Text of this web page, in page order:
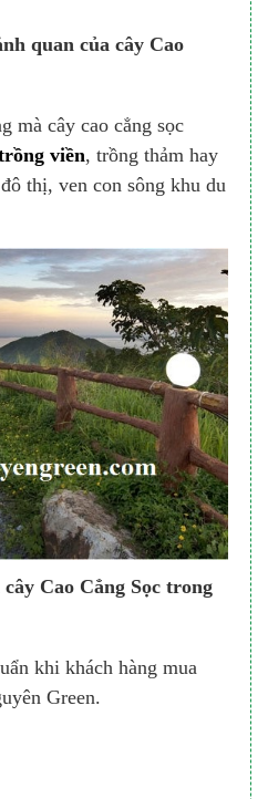
quan của cây Cao
mà cây cao cẳng sọc
viền, trồng thảm hay
thị, ven con sông khu du
Cao Cẳng Sọc trong
khi khách hàng mua
Green.